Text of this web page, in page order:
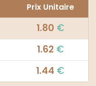
Prix Unitaire
1.80 €
1.62 €
1.44 €